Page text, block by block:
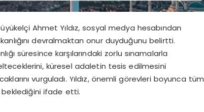
Ahmet Yıldız, sosyal medya hesabından
devralmaktan onur duyduğunu belirtti.
süresince karşılarındaki zorlu sınamalarla
küresel adaletin tesis edilmesini
vurguladı. Yıldız, önemli görevleri boyunca tüm
beklediğini ifade etti.